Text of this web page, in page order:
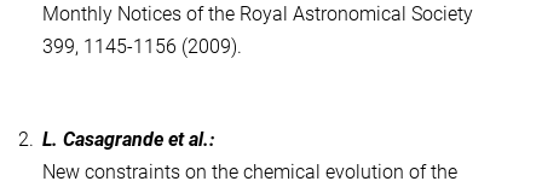
Monthly Notices of the Royal Astronomical Society
399, 1145-1156 (2009).
2. L. Casagrande et al.:
New constraints on the chemical evolution of the